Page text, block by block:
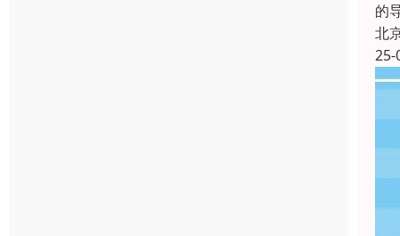
的
北
25-